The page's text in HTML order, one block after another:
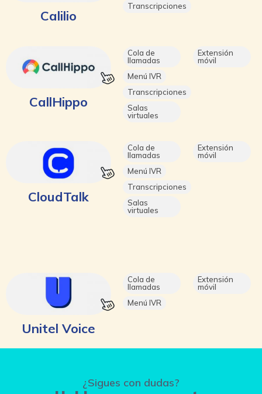
Calilio
Transcripciones
CallHippo
Cola de
llamadas
Menú IVR
Transcripciones
Salas
virtuales
Extensión
móvil
CloudTalk
Cola de
llamadas
Menú IVR
Transcripciones
Salas
virtuales
Extensión
móvil
Unitel Voice
Cola de
llamadas
Menú IVR
Extensión
móvil
¿Sigues con dudas?